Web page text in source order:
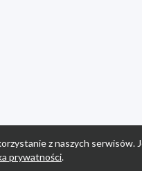
z naszych
prywatności.